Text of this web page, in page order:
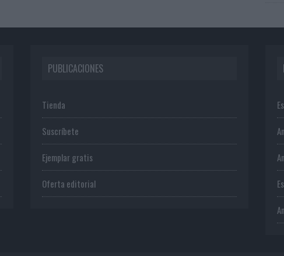
PUBLICACIONES
Tienda
Suscríbete
Ejemplar gratis
Oferta editorial